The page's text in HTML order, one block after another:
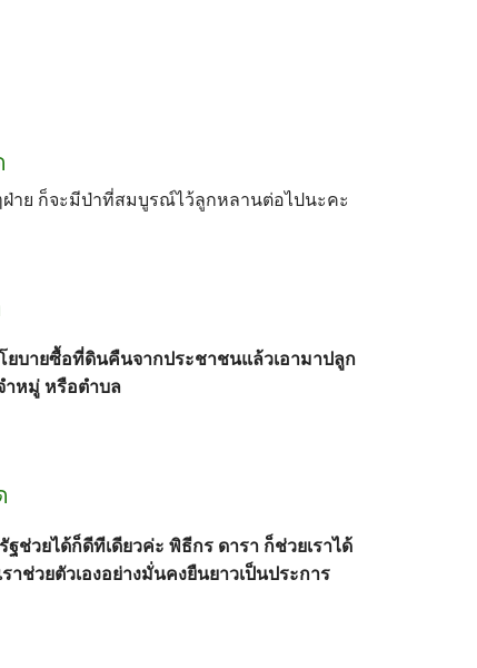
าย ก็จะมีป่าที่สมบูรณ์ไว้ลูกหลานต่อไปนะคะ
ยบายซื้อที่ดินคืนจากประชาชนแล้วเอามาปลูก
ำหมู่ หรือตำบล
ช่วยได้ก็ดีทีเดียวค่ะ พิธีกร ดารา ก็ช่วยเราได้
าช่วยตัวเองอย่างมั่นคงยืนยาวเป็นประการ